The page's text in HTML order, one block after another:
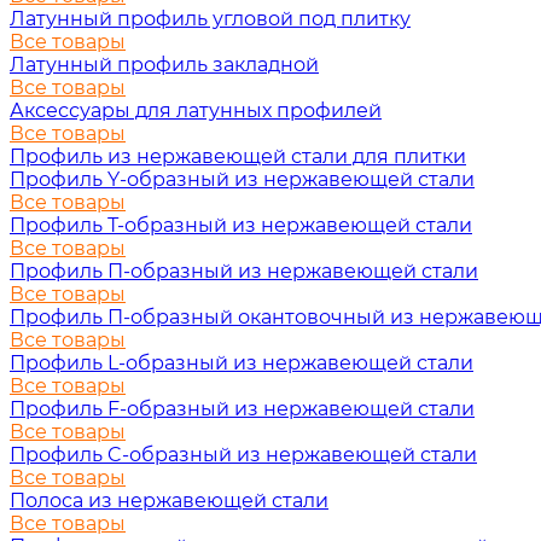
Латунный профиль угловой под плитку
Все товары
Латунный профиль закладной
Все товары
Аксессуары для латунных профилей
Все товары
Профиль из нержавеющей стали для плитки
Профиль Y-образный из нержавеющей стали
Все товары
Профиль Т-образный из нержавеющей стали
Все товары
Профиль П-образный из нержавеющей стали
Все товары
Профиль П-образный окантовочный из
Все товары
Профиль L-образный из нержавеющей стали
Все товары
Профиль F-образный из нержавеющей стали
Все товары
Профиль C-образный из нержавеющей стали
Все товары
Полоса из нержавеющей стали
Все товары